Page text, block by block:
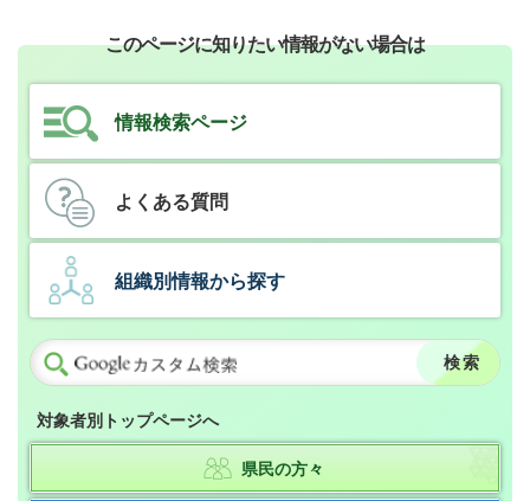
このページに知りたい情報がない場合は
情報検索ページ
よくある質問
組織別情報から探す
対象者別トップページへ
県民の方々